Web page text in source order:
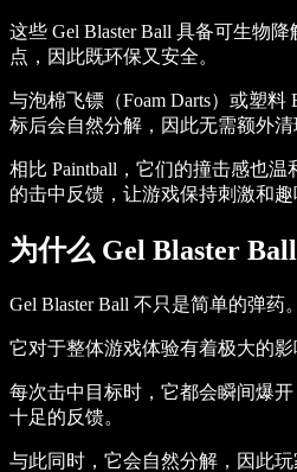
这些 Gel Blaster Ball 具备可生物
点，因此既环保又安全。
与泡棉飞镖（Foam Darts）或塑料
标后会自然分解，因此无需额外清
相比 Paintball，它们的撞击感也
的击中反馈，让游戏保持刺激和趣
为什么 Gel Blaster
Gel Blaster Ball 不只是简单的弹药。
它对于整体游戏体验有着极大的影
每次击中目标时，它都会瞬间爆
十足的反馈。
与此同时，它会自然分解，因此